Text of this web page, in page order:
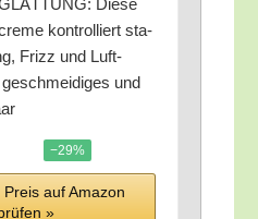
kon­trol­liert sta­
Frizz und Luft­
und
−29%
auf Ama­zon
»